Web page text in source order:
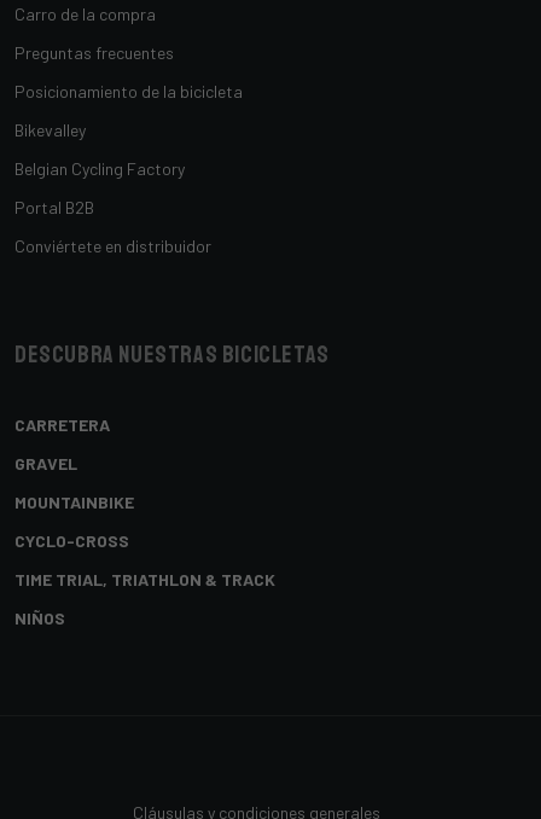
Carro de la compra
Preguntas frecuentes
Posicionamiento de la bicicleta
Bikevalley
Belgian Cycling Factory
Portal B2B
Conviértete en distribuidor
Descubra nuestras bicicletas
CARRETERA
GRAVEL
MOUNTAINBIKE
CYCLO-CROSS
TIME TRIAL, TRIATHLON & TRACK
NIÑOS
Cláusulas y condiciones generales